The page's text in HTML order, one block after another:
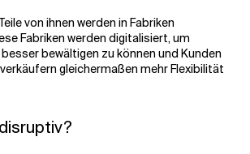
von ihnen werden in Fabriken
Fabriken werden digitalisiert, um
bewältigen zu können und Kunden
gleichermaßen mehr Flexibilität